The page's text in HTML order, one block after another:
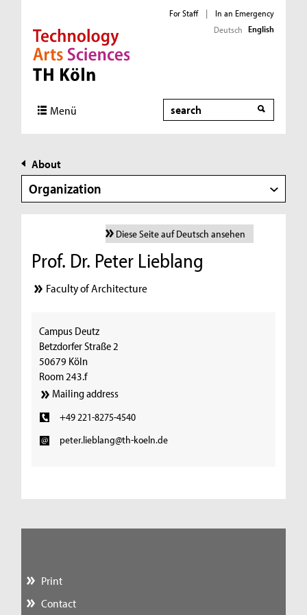
Direkt zur Hauptnavigation
Direkt zur Subnavigation
Direkt zum Inhalt
Direkt zum Fußbereich
For Staff |
In an Emergency
Deutsch English
Menü Search
About
Organization
Diese Seite auf Deutsch ansehen
Prof. Dr. Peter Lieblang
Faculty of Architecture
Campus Deutz
Betzdorfer Straße 2
50679 Köln
Room 243.f
Mailing address
+49 221-8275-4540
peter.lieblang@th-koeln.de
Print
Contact